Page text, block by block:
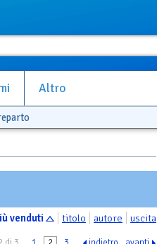
Altro
venduti titolo autore uscita